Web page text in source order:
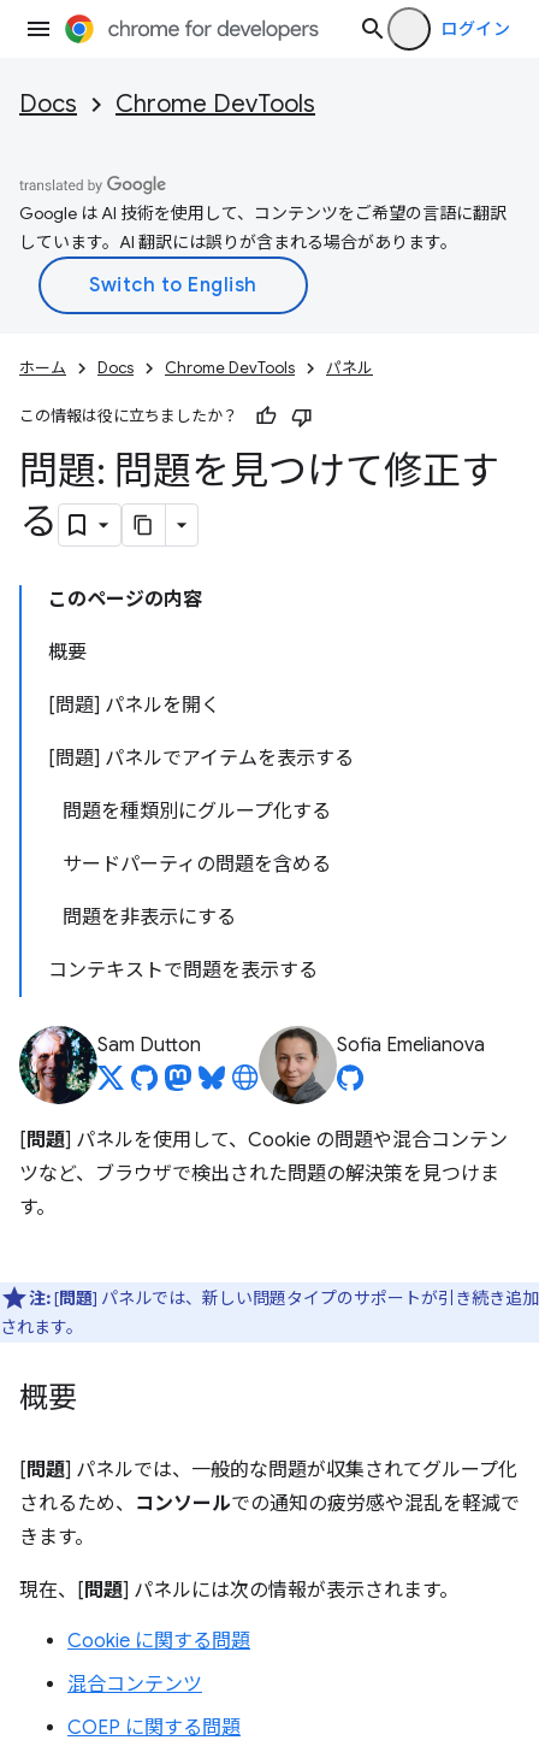
ログイン
Docs Chrome DevTools
Google は AI 技術を使用して、コンテンツをご希望の言語に翻訳
しています。AI 翻訳には誤りが含まれる場合があります。
ホーム Docs Chrome DevTools パネル
この情報は役に立ちましたか？
問題: 問題を見つけて修正す
る
このページの内容
概要
[問題] パネルを開く
[問題] パネルでアイテムを表示する
問題を種類別にグループ化する
サードパーティの問題を含める
問題を非表示にする
コンテキストで問題を表示する
Sam Dutton Sofia Emelianova
[ 問題] パネルを使用して、Cookie の問題や混合コンテン
ツなど、ブラウザで検出された問題の解決策を見つけま
す。
注:[問題] パネルでは、新しい問題タイプのサポートが引き続き追加
されます。
概要
[ 問題] パネルでは、一般的な問題が収集されてグループ化
されるため、 コンソールでの通知の疲労感や混乱を軽減で
きます。
現在、[ 問題] パネルには次の情報が表示されます。
Cookie に関する問題
混合コンテンツ
COEP に関する問題